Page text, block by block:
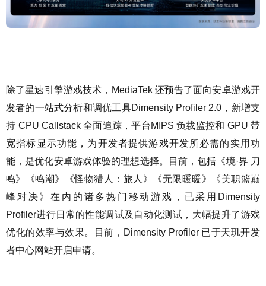
除了星速引擎游戏技术，MediaTek 还预告了面向安卓游戏开
发者的一站式分析和调优工具Dimensity Profiler 2.0，新增支
持 CPU Callstack 全面追踪，平台MIPS 负载监控和 GPU 带
宽指标显示功能，为开发者提供游戏开发所必需的实用功
能，是优化安卓游戏体验的理想选择。目前，包括《境·界 刀
鸣》《鸣潮》《怪物猎人：旅人》《无限暖暖》《美职篮巅
峰对决》在内的诸多热门移动游戏，已采用Dimensity
Profiler进行日常的性能调试及自动化测试，大幅提升了游戏
优化的效率与效果。目前，Dimensity Profiler 已于天玑开发
者中心网站开启申请。